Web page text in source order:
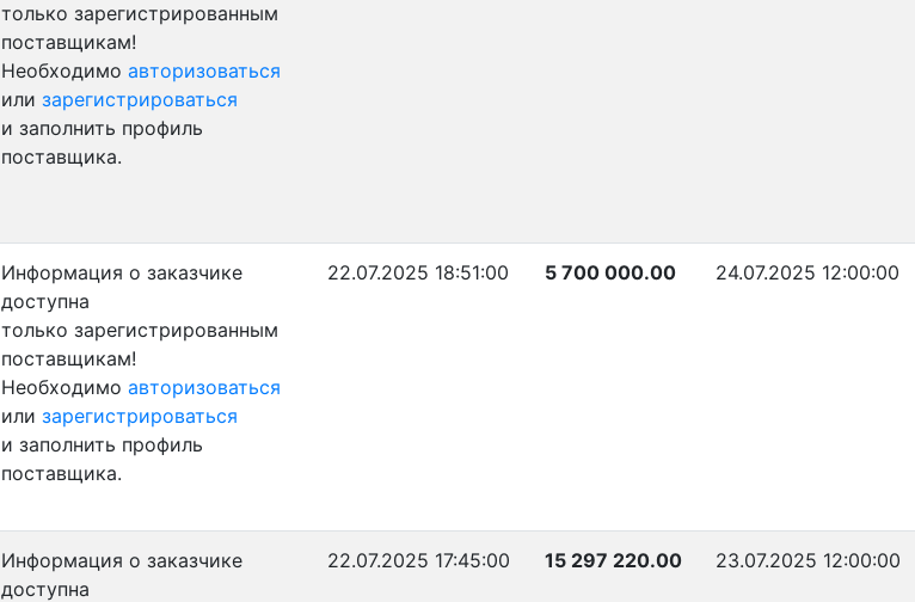
только зарегистрированным
поставщикам!
Необходимо авторизоваться
или зарегистрироваться
и заполнить профиль
поставщика.
Информация о заказчике
доступна
только зарегистрированным
поставщикам!
Необходимо авторизоваться
или зарегистрироваться
и заполнить профиль
поставщика.
22.07.2025 18:51:00 5 700 000.00 24.07.2025 12:00:00
Информация о заказчике
доступна
22.07.2025 17:45:00 15 297 220.00 23.07.2025 12:00:00